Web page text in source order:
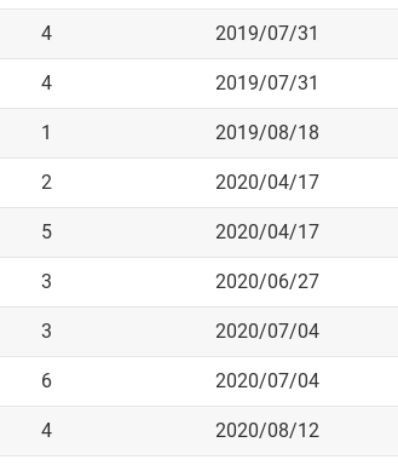
4 2019/07/31
4 2019/07/31
1 2019/08/18
2 2020/04/17
5 2020/04/17
3 2020/06/27
3 2020/07/04
6 2020/07/04
4 2020/08/12